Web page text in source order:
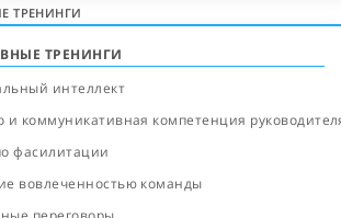
ТРЕНИНГИ
ТРЕНИНГИ
интеллект
и коммуникативная компетенция
фасилитации
вовлеченностью команды